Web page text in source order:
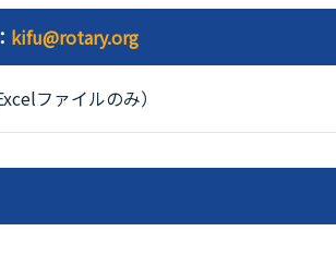
kifu@rotary.org
ファイルのみ）